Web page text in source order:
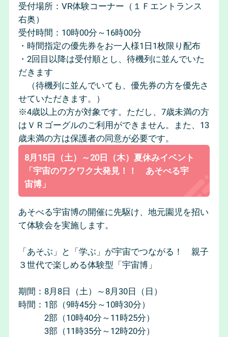
受付場所：VR体験コーナー（１Ｆエントランス
右奥）
受付時間：10時00分～16時00分
・時間指定の優先券をお一人様1日1枚限り配布
・2回目以降は受付順とし、待機列に並んでいた
だきます
（待機列に並んでいても、優先券の方を優先さ
せていただきます。）
※4歳以上の方が対象です。ただし、7歳未満の方
はＶＲゴーグルのご利用ができません。また、13
歳未満の方は保護者の同意が必要です。
8月15日（土）～20日（木）夏休みイベント
「宇宙のワクワク大発見！！ あそべる宇
宙博」
あそべる宇宙博の開催に先駆け、地元園児を招い
て体験会を実施します。
「あそぶ」と「学ぶ」が宇宙でつながる！ 親子
３世代で楽しめる体験型「宇宙博」
期間：8月8日（土）～8月30日（日）
時間：1部（9時45分～10時30分）
2部（10時40分～11時25分）
3部（11時35分～12時20分）